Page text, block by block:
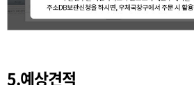
5.예상견적